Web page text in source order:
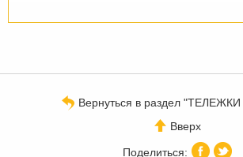
Вернуться в раздел
Вверх